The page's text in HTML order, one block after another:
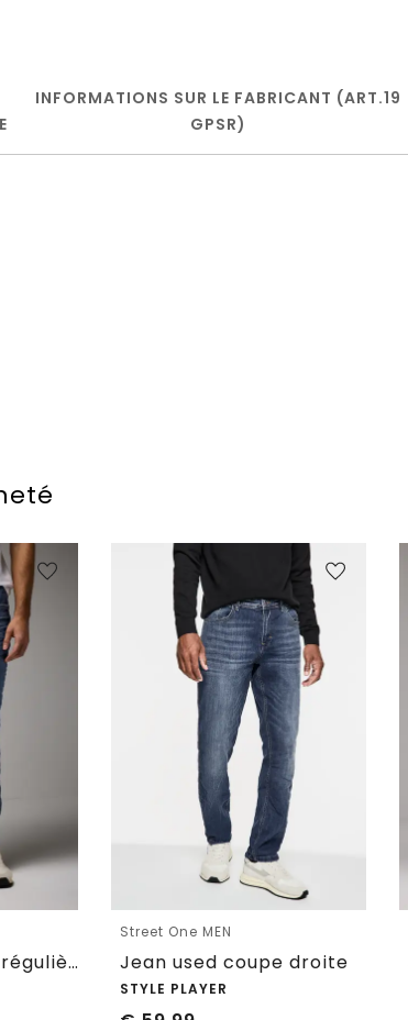
INFORMATIONS SUR LE FABRICANT (ART.19
GPSR)
Jeans à la coupe régulière
Street One MEN
Jean used coupe droite
STYLE PLAYER